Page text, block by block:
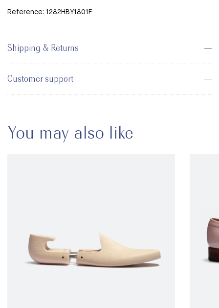
Reference: 1282HBY1801F
Shipping & Returns
Customer support
You may also like